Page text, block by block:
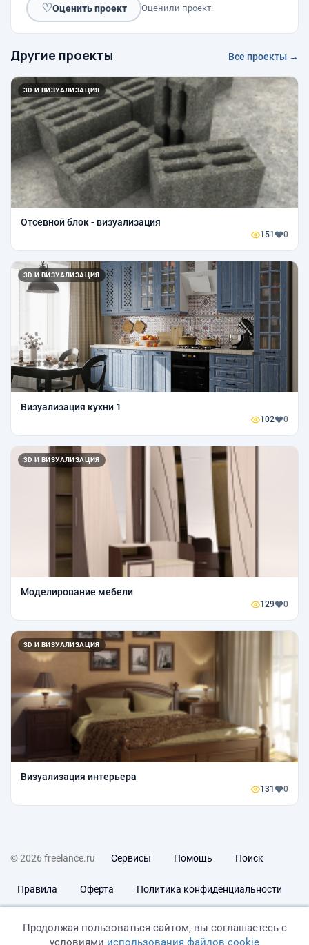
♡Оценить проект Оценили проект:
Другие проекты Все проекты →
3D И ВИЗУАЛИЗАЦИЯ
Отсевной блок - визуализация
151 0
3D И ВИЗУАЛИЗАЦИЯ
Визуализация кухни 1
102 0
3D И ВИЗУАЛИЗАЦИЯ
Моделирование мебели
129 0
3D И ВИЗУАЛИЗАЦИЯ
Визуализация интерьера
131 0
© 2026 freelance.ru Сервисы Помощь Поиск
Правила Оферта Политика конфиденциальности
Продолжая пользоваться сайтом, вы соглашаетесь с
условиями использования файлов cookie